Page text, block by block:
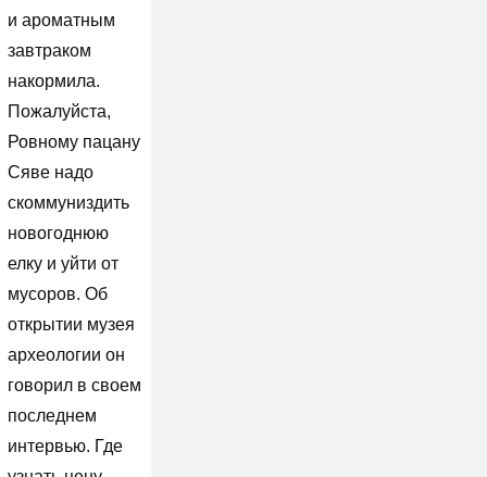
и ароматным
завтраком
накормила.
Пожалуйста,
Ровному пацану
Сяве надо
скоммуниздить
новогоднюю
елку и уйти от
мусоров. Об
открытии музея
археологии он
говорил в своем
последнем
интервью. Где